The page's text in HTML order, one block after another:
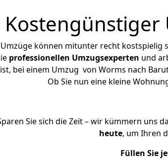
Kostengünstiger
Umzüge können mitunter recht kostspielig
professionellen Umzugsexperten und
ist, bei einem Umzug von Worms nach
Ob Sie nun eine kleine
Sie sich die Zeit – wir kümmern uns
heute, um Ihren
Füllen Sie